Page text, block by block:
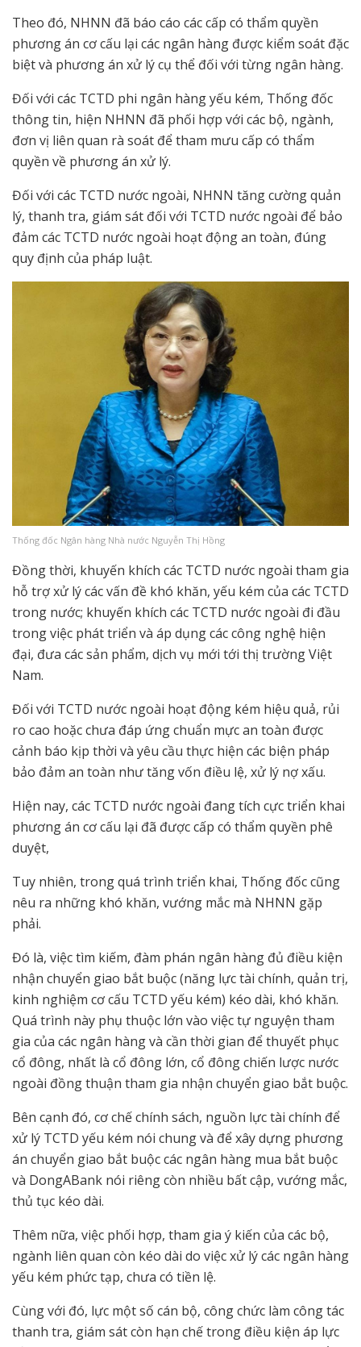
Theo đó, NHNN đã báo cáo các cấp có thẩm quyền
phương án cơ cấu lại các ngân hàng được kiểm soát đặc
biệt và phương án xử lý cụ thể đối với từng ngân hàng.
Đối với các TCTD phi ngân hàng yếu kém, Thống đốc
thông tin, hiện NHNN đã phối hợp với các bộ, ngành,
đơn vị liên quan rà soát để tham mưu cấp có thẩm
quyền về phương án xử lý.
Đối với các TCTD nước ngoài, NHNN tăng cường quản
lý, thanh tra, giám sát đối với TCTD nước ngoài để bảo
đảm các TCTD nước ngoài hoạt động an toàn, đúng
quy định của pháp luật.
Thống đốc Ngân hàng Nhà nước Nguyễn Thị Hồng
Đồng thời, khuyến khích các TCTD nước ngoài tham gia
hỗ trợ xử lý các vấn đề khó khăn, yếu kém của các TCTD
trong nước; khuyến khích các TCTD nước ngoài đi đầu
trong việc phát triển và áp dụng các công nghệ hiện
đại, đưa các sản phẩm, dịch vụ mới tới thị trường Việt
Nam.
Đối với TCTD nước ngoài hoạt động kém hiệu quả, rủi
ro cao hoặc chưa đáp ứng chuẩn mực an toàn được
cảnh báo kịp thời và yêu cầu thực hiện các biện pháp
bảo đảm an toàn như tăng vốn điều lệ, xử lý nợ xấu.
Hiện nay, các TCTD nước ngoài đang tích cực triển khai
phương án cơ cấu lại đã được cấp có thẩm quyền phê
duyệt,
Tuy nhiên, trong quá trình triển khai, Thống đốc cũng
nêu ra những khó khăn, vướng mắc mà NHNN gặp
phải.
Đó là, việc tìm kiếm, đàm phán ngân hàng đủ điều kiện
nhận chuyển giao bắt buộc (năng lực tài chính, quản trị,
kinh nghiệm cơ cấu TCTD yếu kém) kéo dài, khó khăn.
Quá trình này phụ thuộc lớn vào việc tự nguyện tham
gia của các ngân hàng và cần thời gian để thuyết phục
cổ đông, nhất là cổ đông lớn, cổ đông chiến lược nước
ngoài đồng thuận tham gia nhận chuyển giao bắt buộc.
Bên cạnh đó, cơ chế chính sách, nguồn lực tài chính để
xử lý TCTD yếu kém nói chung và để xây dựng phương
án chuyển giao bắt buộc các ngân hàng mua bắt buộc
và DongABank nói riêng còn nhiều bất cập, vướng mắc,
thủ tục kéo dài.
Thêm nữa, việc phối hợp, tham gia ý kiến của các bộ,
ngành liên quan còn kéo dài do việc xử lý các ngân hàng
yếu kém phức tạp, chưa có tiền lệ.
Cùng với đó, lực một số cán bộ, công chức làm công tác
thanh tra, giám sát còn hạn chế trong điều kiện áp lực